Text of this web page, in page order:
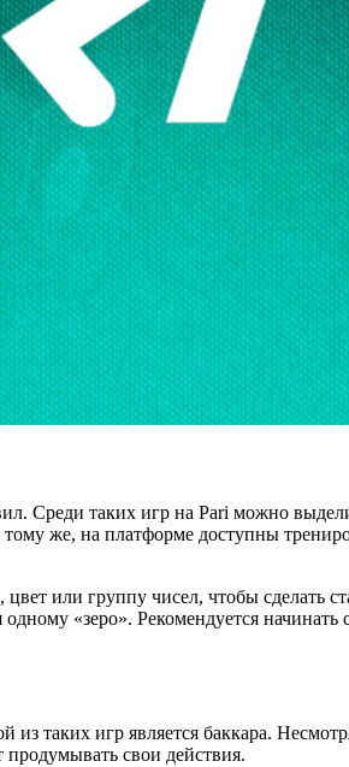
Среди таких игр на Pari можно
же, на платформе доступны
или группу чисел, чтобы сделать
«зеро». Рекомендуется
таких игр является баккара.
продумывать свои действия.